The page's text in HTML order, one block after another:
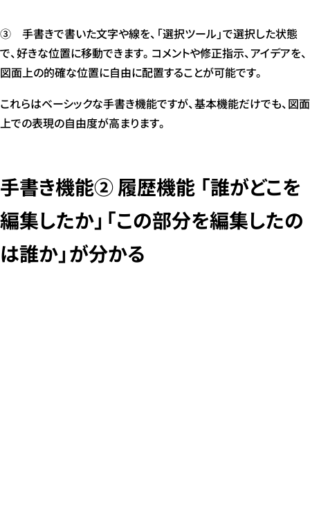
③ 手書きで書いた文字や線を、「選択ツール」で選択した状態
で、好きな位置に移動できます。コメントや修正指示、アイデアを、
図面上の的確な位置に自由に配置することが可能です。
これらはベーシックな手書き機能ですが、基本機能だけでも、図面
上での表現の自由度が高まります。
手書き機能② 履歴機能 「誰がどこを
編集したか」「この部分を編集したの
は誰か」が分かる